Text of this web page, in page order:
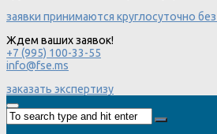
заявки принимаются круглосуточно
Ждем ваших заявок!
+7 (995) 100-33-55
info@fse.ms
заказать экспертизу